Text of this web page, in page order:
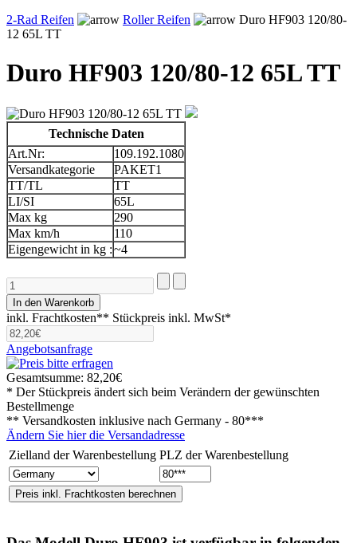
2-Rad Reifen
Roller Reifen
Duro HF903 120/80-
12 65L TT
Duro HF903 120/80-12 65L TT
Technische Daten
Art.Nr:
109.192.1080
Versandkategorie
PAKET1
TT/TL
TT
LI/SI
65L
Max kg
290
Max km/h
110
Eigengewicht in kg :~4
inkl. Frachtkosten** Stückpreis inkl. MwSt*
Angebotsanfrage
Gesamtsumme: 82,20€
* Der Stückpreis ändert sich beim Verändern der gewünschten
Bestellmenge
** Versandkosten inklusive nach Germany - 80***
Ändern Sie hier die Versandadresse
Zielland der Warenbestellung PLZ der Warenbestellung